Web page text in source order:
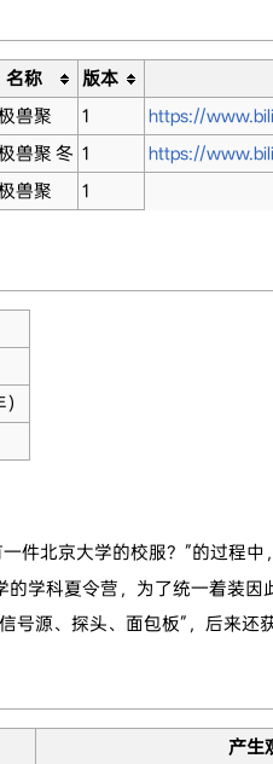
名称 版本
兽聚 1
https://
兽聚 冬 1
https://
兽聚 1
件北京大学的校服？”的过程中
学科夏令营，为了统一着装因
号源、探头、面包板”，后来还
产生